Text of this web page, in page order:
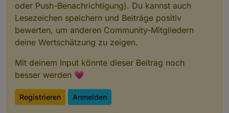
oder Push-Benachrichtigung). Du kannst auch
Lesezeichen speichern und Beiträge positiv
bewerten, um anderen Community-Mitgliedern
deine Wertschätzung zu zeigen.
Mit deinem Input könnte dieser Beitrag noch
besser werden 💗
Registrieren Anmelden